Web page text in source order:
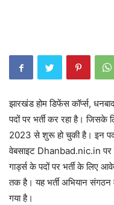
झारखंड होम डिफेंस कॉर्प्स,
पदों पर भर्ती कर रहा है।
2023 से शुरू हो चुकी है। इन
वेबसाइट Dhanbad.nic.in
गार्ड्स के पदों पर भर्ती के लिए
तक है। यह भर्ती अभियान
गया है।